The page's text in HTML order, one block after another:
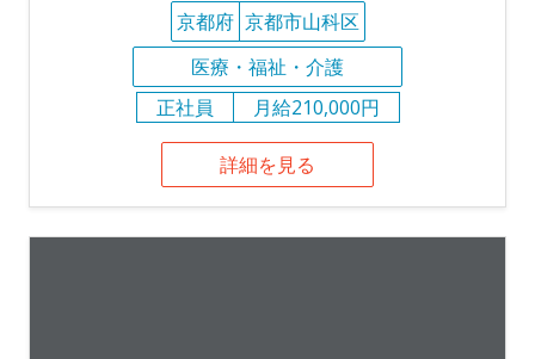
京都府 京都市山科区
医療・福祉・介護
正社員
月給210,000円
詳細を見る